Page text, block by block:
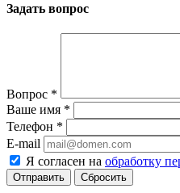
Задать вопрос
Вопрос *
Ваше имя *
Телефон *
E-mail
Я согласен на обработку
Сбросить